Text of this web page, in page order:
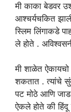
मी काका बेडवर
आश्चर्यचकित
स्लिम लिंगाकडे
ले होते .
मी शाळेतऐकायचो
शकतात . त्यांचे
पट मोठे आणि
ऐकले होते की